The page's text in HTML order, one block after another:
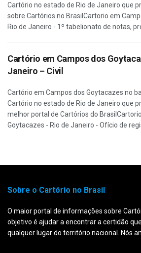
Cartório no estado de Rio de Janeiro que
sobre Cartórios no BrasilCartorio em
Rio de Janeiro - 1º tabelionato de notas,
Cartório em Campos dos
Janeiro – Civil
Cartório em Campos dos Goytacazes no
Cartório no estado de Rio de Janeiro que
melhor portal de Cartórios do
Goytacazes - Rio de Janeiro - Ofício de
Sobre o Cartório no Brasil
O maior portal de informações sobre
objetivo é ajudar a encontrar a certidão
qualquer lugar do território nacional. Nós